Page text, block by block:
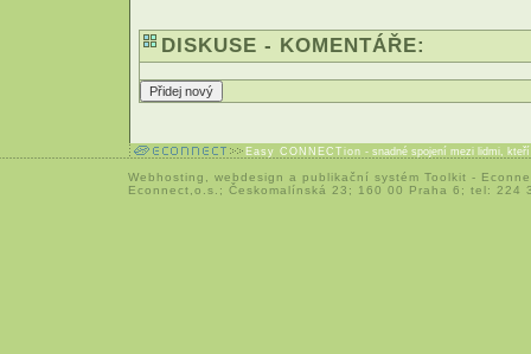
DISKUSE - KOMENTÁŘE:
Easy CONNECTion - snadné spojení mezi lidmi,
Webhosting webdesign a publikační systém Toolkit -
Econnect,o.s.; Českomalínská 23; 160 00 Praha 6; tel: 224